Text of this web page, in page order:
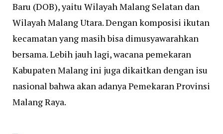
Baru (DOB), yaitu Wilayah Malang Selatan dan
Wilayah Malang Utara. Dengan komposisi ikutan
kecamatan yang masih bisa dimusyawarahkan
bersama. Lebih jauh lagi, wacana pemekaran
Kabupaten Malang ini juga dikaitkan dengan isu
nasional bahwa akan adanya Pemekaran Provinsi
Malang Raya.